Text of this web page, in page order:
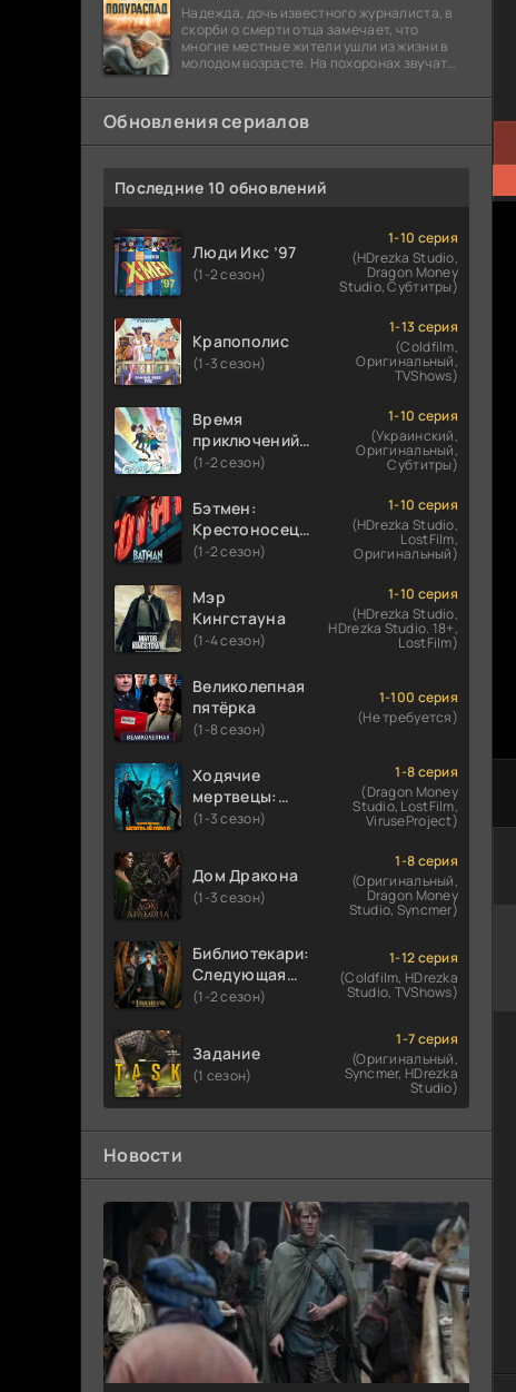
Надежда, дочь известного журналиста, в
скорби о смерти отца замечает, что
многие местные жители ушли из жизни в
молодом возрасте. На похоронах звучат
Обновления сериалов
Последние 10 обновлений
Люди Икс ’97
(1-2 сезон)
1-10 серия
(HDrezka Studio,
Dragon Money
Studio, Субтитры)
Крапополис
(1-3 сезон)
1-13 серия
(Coldfilm,
Оригинальный,
TVShows)
Время
приключений:
Фионна и Кейк
(1-2 сезон)
1-10 серия
(Украинский,
Оригинальный,
Субтитры)
Бэтмен:
Крестоносец в
плаще
(1-2 сезон)
1-10 серия
(HDrezka Studio,
LostFilm,
Оригинальный)
Мэр
Кингстауна
(1-4 сезон)
1-10 серия
(HDrezka Studio,
HDrezka Studio. 18+,
LostFilm)
Великолепная
пятёрка
(1-8 сезон)
1-100 серия
(Не требуется)
Ходячие
мертвецы:
Мертвый
(1-3 сезон)
1-8 серия
(Dragon Money
Studio, LostFilm,
ViruseProject)
Дом Дракона
(1-3 сезон)
1-8 серия
(Оригинальный,
Dragon Money
Studio, Syncmer)
Библиотекари:
Следующая
глава
(1-2 сезон)
1-12 серия
(Coldfilm, HDrezka
Studio, TVShows)
Задание
(1 сезон)
1-7 серия
(Оригинальный,
Syncmer, HDrezka
Studio)
Новости